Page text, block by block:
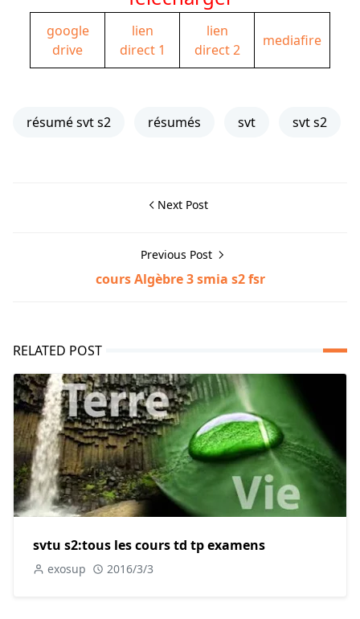
google
drive
lien
direct 1
lien
direct 2
mediafire
résumé svt s2 résumés svt svt s2
Next Post
Previous Post
cours Algèbre 3 smia s2 fsr
RELATED POST
svtu s2:tous les cours td tp examens
exosup 2016/3/3